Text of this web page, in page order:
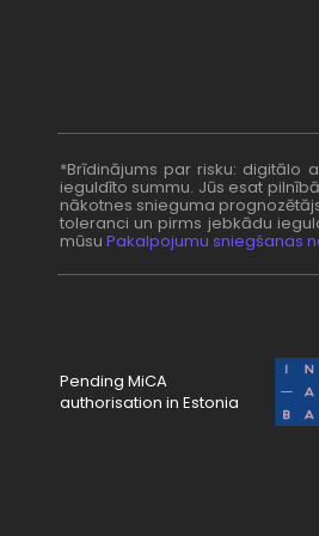
*Brīdinājums par risku: digitālo
ieguldīto summu. Jūs esat
nākotnes snieguma
toleranci un pirms jebkādu
mūsu Pakalpojumu sniegšanas
Pending MiCA
authorisation in Estonia